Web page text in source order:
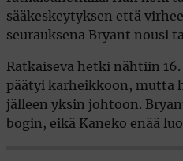
sääkeskeytyksen että
seurauksena Bryant nousi
Ratkaiseva hetki nähtiin
päätyi karheikkoon, mutta
jälleen yksin johtoon.
bogin, eikä Kaneko enää